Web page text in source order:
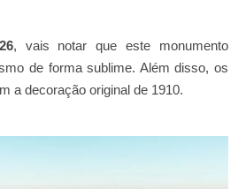
, vais notar que este monumento
de forma sublime. Além disso, os
a decoração original de 1910.